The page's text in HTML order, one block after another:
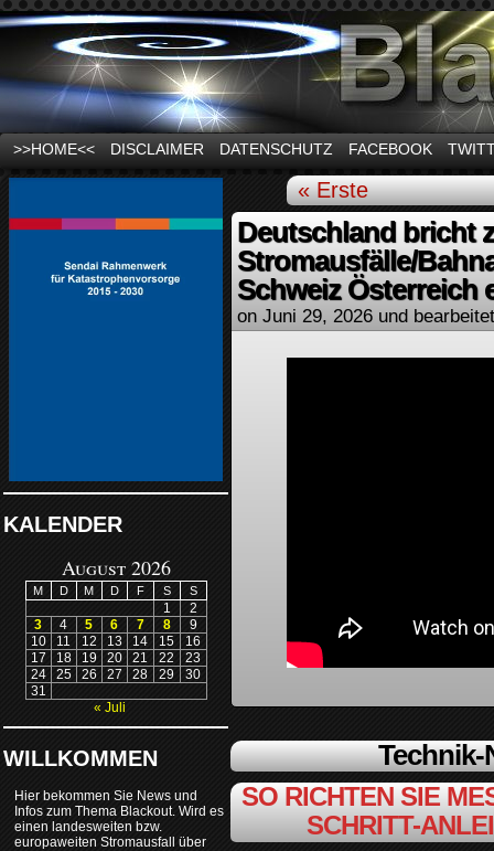
News und Infos zum Thema Stromausfall
>>HOME<< DISCLAIMER DATENSCHUTZ FACEBOOK
KALENDER
August 2026
M D M D F S S
1
2
3
4 5 6 7 8
9
10
11 12 13 14 15
16
17
18 19 20 21 22
23
24
25 26 27 28 29
30
31
« Juli
WILLKOMMEN
Hier bekommen Sie News und
Infos zum Thema Blackout. Wird es
einen landesweiten bzw.
europaweiten Stromausfall über
« Erste
Deutschland bricht
Stromausfälle/
Schweiz Österreich
on Juni 29, 2026 und
SO RICHTEN SIE
SCHRITT-